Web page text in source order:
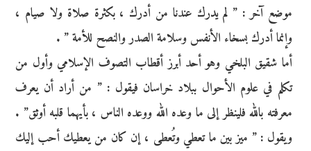
موضع آخر : ” لم يدرك عندنا من أدرك ، بكثرة صلاة ولا صيام ،
وإنما أدرك بسخاء الأنفس وسلامة الصدر والنصح للأمة ” .
أما شقيق البلخي وهو أحد أبرز أقطاب التصوف الإسلامي وأول من
تكلم في علوم الأحوال ببلاد خراسان فيقول : ” من أراد أن يعرف
معرفته بالله فلينظر إلى ما وعده الله ووعده الناس ، بأيهما قلبه أوثق” .
ويقول : ” ميز بين ما تعطي وتُعطى ، إن كان من يعطيك أحب إليك